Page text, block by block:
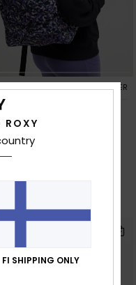
RECYCLED FIBER
Nomad 17L
Purple Medium
ROXY
FI SHIPPING ONLY